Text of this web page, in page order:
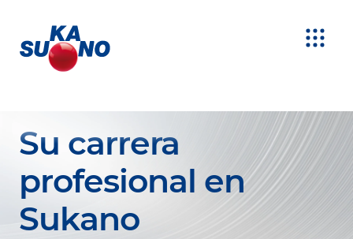
Su carrera
profesional en
Sukano